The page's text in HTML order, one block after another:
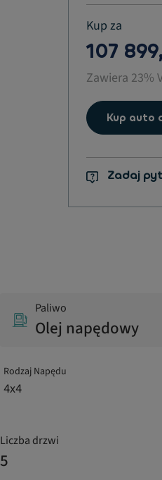
Kup za
107
Zawiera 23%
Kup auto
Zadaj
Paliwo
Olej napędowy
Rodzaj Napędu
4x4
Liczba drzwi
5